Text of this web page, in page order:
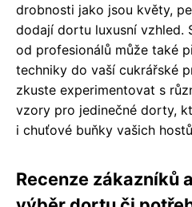
drobnosti jako jsou květy,
dodají dortu luxusní vzhled.
od profesionálů může také
techniky do vaší cukrářské
zkuste experimentovat s
vzory pro jedinečné dorty,
i chuťové buňky vašich
Recenze zákazníků